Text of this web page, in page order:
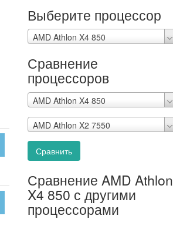
Выберите процессор
AMD Athlon X4 850
Сравнение
процессоров
AMD Athlon X4 850
AMD Athlon X2 7550
Сравнить
Сравнение AMD Athlon
X4 850 с другими
процессорами